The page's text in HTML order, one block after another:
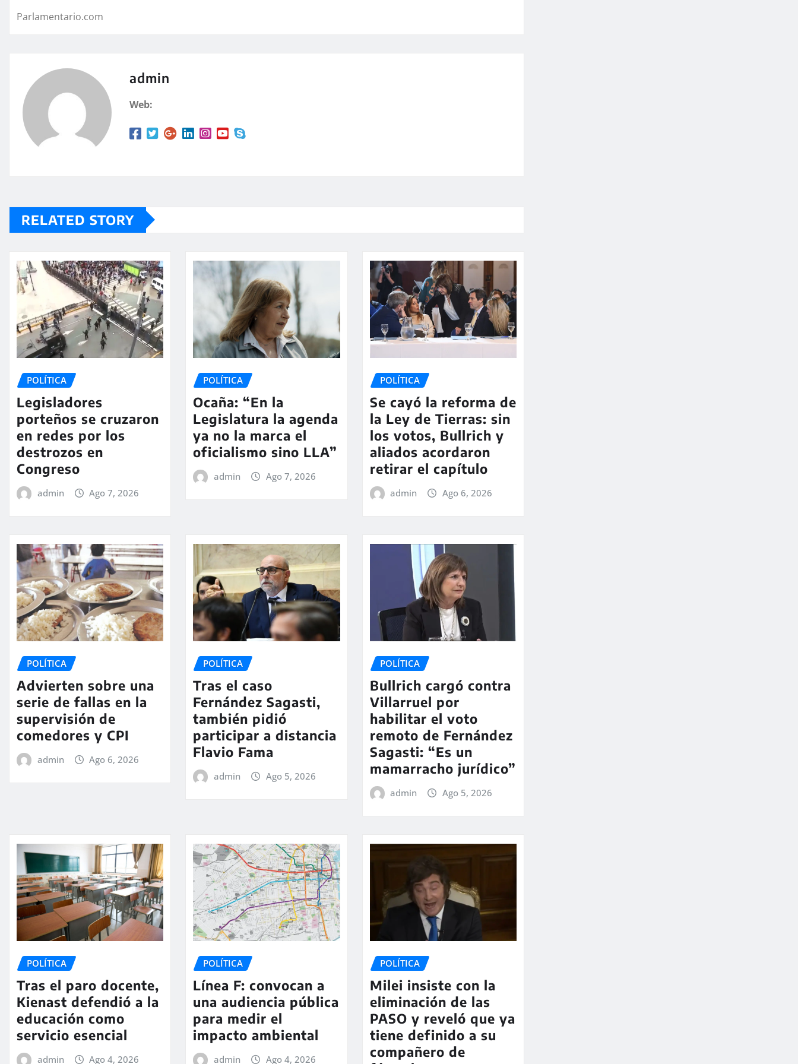
Parlamentario.com
admin
Web:
RELATED STORY
POLÍTICA
Legisladores
porteños se cruzaron
en redes por los
destrozos en
Congreso
admin Ago 7, 2026
POLÍTICA
Ocaña: “En la
Legislatura la agenda
ya no la marca el
oficialismo sino LLA”
admin Ago 7, 2026
POLÍTICA
Se cayó la reforma de
la Ley de Tierras: sin
los votos, Bullrich y
aliados acordaron
retirar el capítulo
admin Ago 6, 2026
POLÍTICA
Advierten sobre una
serie de fallas en la
supervisión de
comedores y CPI
admin Ago 6, 2026
POLÍTICA
Tras el caso
Fernández Sagasti,
también pidió
participar a distancia
Flavio Fama
admin Ago 5, 2026
POLÍTICA
Bullrich cargó contra
Villarruel por
habilitar el voto
remoto de Fernández
Sagasti: “Es un
mamarracho jurídico”
admin Ago 5, 2026
POLÍTICA
Tras el paro docente,
Kienast defendió a la
educación como
servicio esencial
admin Ago 4, 2026
POLÍTICA
Línea F: convocan a
una audiencia pública
para medir el
impacto ambiental
admin Ago 4, 2026
POLÍTICA
Milei insiste con la
eliminación de las
PASO y reveló que ya
tiene definido a su
compañero de